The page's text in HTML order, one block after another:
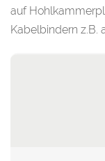
auf
Kabelbindern z.B.